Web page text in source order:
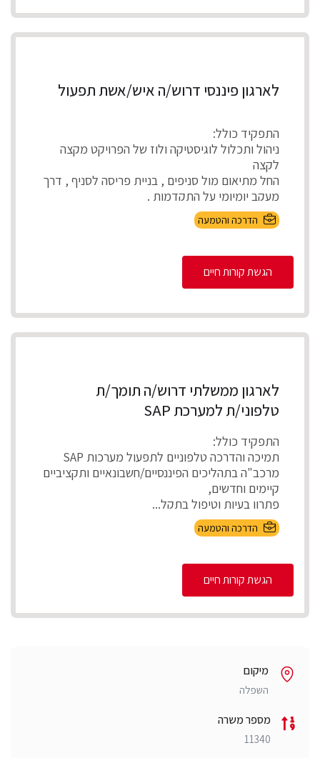
לארגון פיננסי דרוש/ה איש/אשת תפעול
התפקיד כולל:
ניהול ותכלול לוגיסטיקה ולוז של הפרויקט מקצה
לקצה
החל מתיאום מול סניפים , בניית פריסה לסניף , דרך
מעקב יומיומי על התקדמות .
...
הדרכה והטמעה
הגשת קורות חיים
לארגון ממשלתי דרוש/ה תומך/ת
טלפוני/ת למערכת SAP
התפקיד כולל:
תמיכה והדרכה טלפוניים לתפעול מערכות SAP
מרכב"ה בתהליכים הפיננסיים/חשבונאיים ותקציביים
קיימים וחדשים,
פתרון בעיות וטיפול בתקל...
הדרכה והטמעה
הגשת קורות חיים
מיקום
השפלה
מספר משרה
11340